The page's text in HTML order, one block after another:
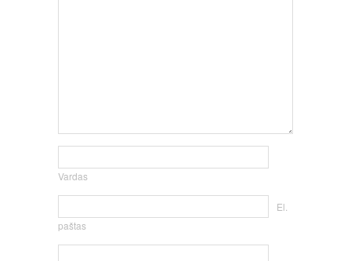
Vardas
El.
paštas